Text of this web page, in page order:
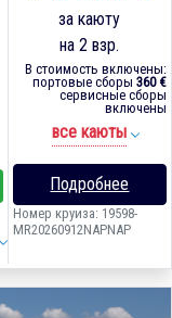
за каюту
на 2 взр.
В стоимость включены:
портовые сборы 360 €
сервисные сборы
включены
все каюты
Подробнее
Номер круиза: 19598-
MR20260912NAPNAP